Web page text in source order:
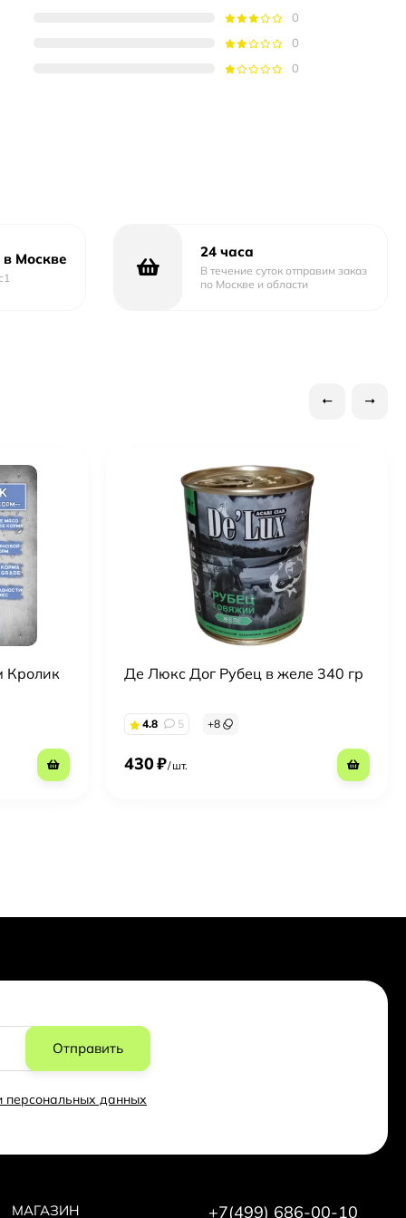
0
0
0
Москве 24 часа
В течение суток отправим заказ
по Москве и области
Кролик Де Люкс Дог Рубец в желе 340 гр
4.8 5 +8
430₽/ шт.
Отправить
персональных данных
МАГАЗИН +7(499) 686-00-10